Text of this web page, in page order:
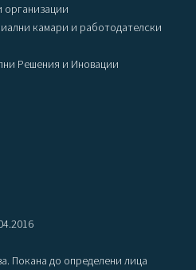
организации
камари и работодателски
Решения и Иновации
Покана до определени лица